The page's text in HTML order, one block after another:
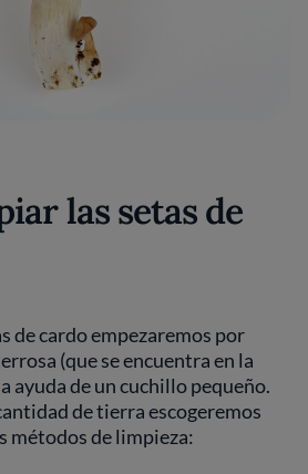
las setas de
de cardo empezaremos por
(que se encuentra en la
ayuda de un cuchillo pequeño.
de tierra escogeremos
métodos de limpieza: